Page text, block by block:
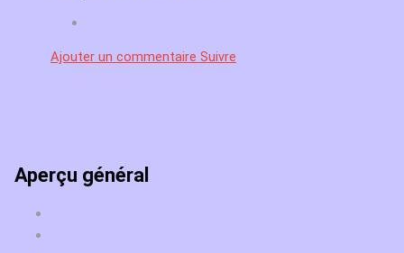
Ajouter un commentaire Suivre
Aperçu général